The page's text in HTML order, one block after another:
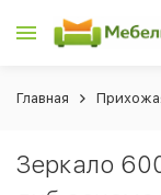
Главная
Зеркало